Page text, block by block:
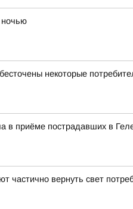
ночью
некоторые
в приёме пострадавших в
частично вернуть свет